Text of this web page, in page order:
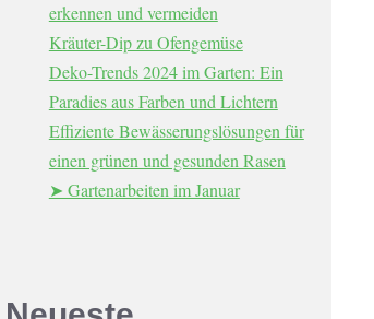
erkennen und vermeiden
Kräuter-Dip zu Ofengemüse
Deko-Trends 2024 im Garten: Ein
Paradies aus Farben und Lichtern
Effiziente Bewässerungslösungen für
einen grünen und gesunden Rasen
➤ Gartenarbeiten im Januar